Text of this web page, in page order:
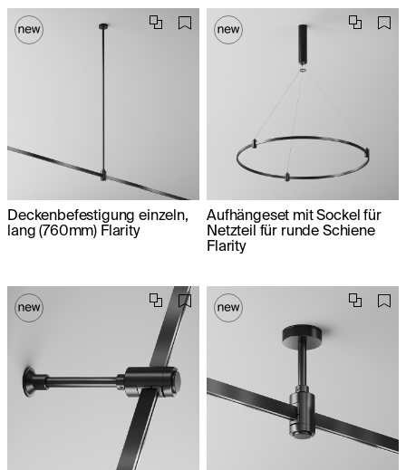
Deckenbefestigung einzeln,
lang (760mm) Flarity
Aufhängeset mit Sockel für
Netzteil für runde Schiene
Flarity